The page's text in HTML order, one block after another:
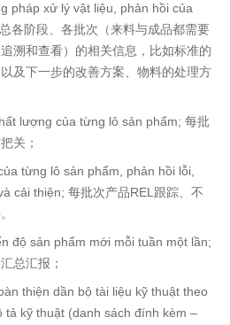
pháp xử lý vật liệu, phản hồi của
各阶段、各批次（来料与成品都需要
溯和查看）的相关信息，比如标准的
及下一步的改善方案、物料的处理方
lượng của từng lô sản phẩm; 每批
关；
từng lô sản phẩm, phản hồi lỗi,
cải thiện; 每批次产品REL跟踪、不
độ sản phẩm mới mỗi tuần một lần;
总汇报；
thiện dần bộ tài liệu kỹ thuật theo
tả kỹ thuật (danh sách đính kèm –